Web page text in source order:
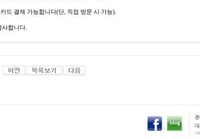
카드 결제 가능합니다(단, 직접 방문 시 가능).
사합니다.